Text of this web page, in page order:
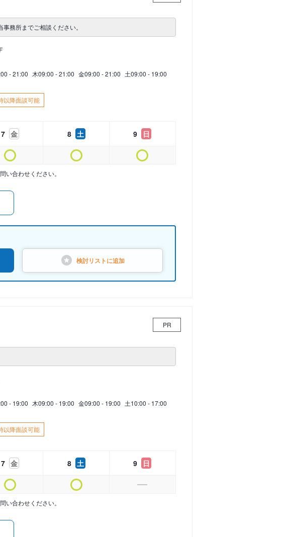
務所までご相談ください。
- 21:00 木09:00 - 21:00 金09:00 - 21:00 土09:00 - 19:00
以降面談可能
7 金 8 土 9 日
合わせください。
検討リストに追加
PR
- 19:00 木09:00 - 19:00 金09:00 - 19:00 土10:00 - 17:00
以降面談可能
7 金 8 土 9 日
合わせください。